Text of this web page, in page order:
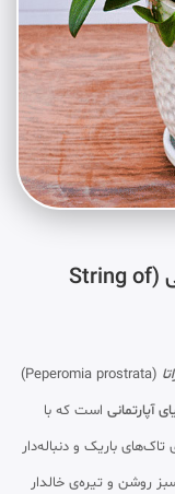
گیاه پپرومیای رشته لاک‌پشتی (String of
(Peperomia prostrata)
آپارتمانی است که با
باریک و دنباله‌دار
روشن و تیره‌ی خالدار